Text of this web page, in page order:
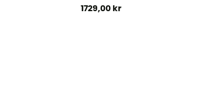
1729,00 kr